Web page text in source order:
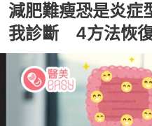
減肥難瘦恐是炎
我診斷 4方法恢